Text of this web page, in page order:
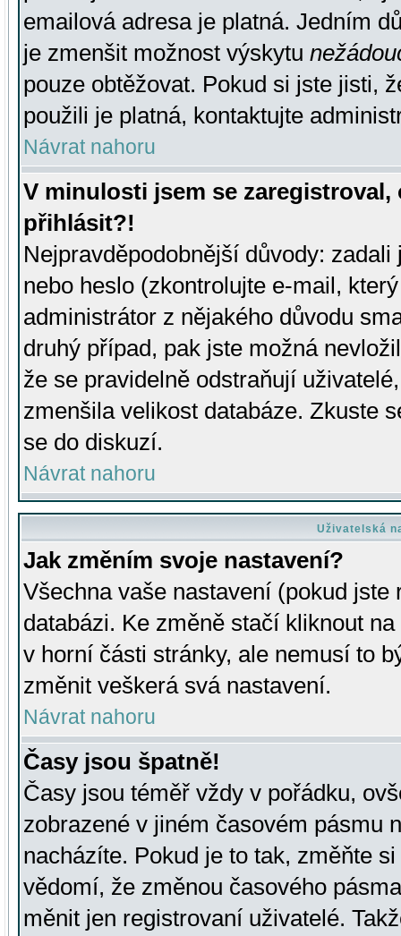
emailová adresa je platná. Jedním
je zmenšit možnost výskytu
pouze obtěžovat. Pokud si jste jisti,
použili je platná, kontaktujte
Návrat nahoru
V minulosti jsem se
přihlásit?!
Nejpravděpodobnější důvody:
nebo heslo (zkontrolujte e-mail,
administrátor z nějakého důvodu
druhý případ, pak jste možná
že se pravidelně odstraňují
zmenšila velikost databáze. Zkuste
se do diskuzí.
Návrat nahoru
Uživatelská
Jak změním svoje nastavení?
Všechna vaše nastavení (pokud
databázi. Ke změně stačí kliknout
v horní části stránky, ale nemusí to
změnit veškerá svá nastavení.
Návrat nahoru
Časy jsou špatně!
Časy jsou téměř vždy v pořádku,
zobrazené v jiném časovém pásmu
nacházíte. Pokud je to tak, změňte
vědomí, že změnou časového
měnit jen registrovaní uživatelé.